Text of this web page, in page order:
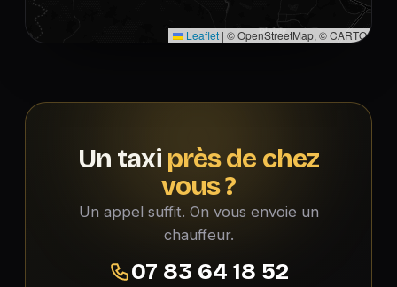
Leaflet | © OpenStreetMap, © CARTO
Un taxi près de chez
vous ?
Un appel suffit. On vous envoie un
chauffeur.
07 83 64 18 52